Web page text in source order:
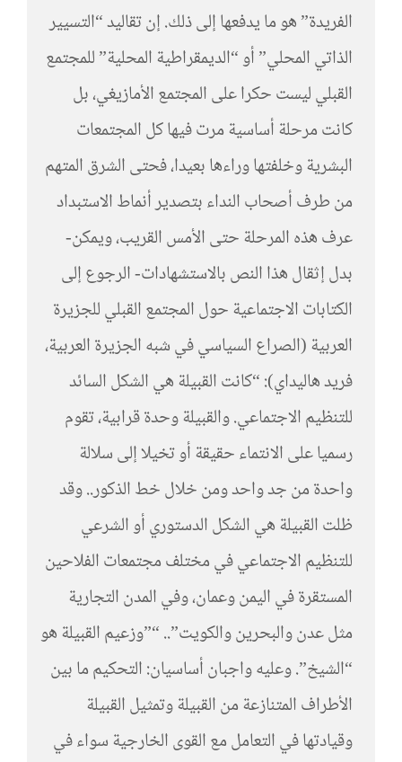
الفريدة” هو ما يدفعها إلى ذلك. إن تقاليد “التسيير
الذاتي المحلي” أو “الديمقراطية المحلية” للمجتمع
القبلي ليست حكرا على المجتمع الأمازيغي، بل
كانت مرحلة أساسية مرت فيها كل المجتمعات
البشرية وخلفتها وراءها بعيدا، فحتى الشرق المتهم
من طرف أصحاب النداء بتصدير أنماط الاستبداد
عرف هذه المرحلة حتى الأمس القريب، ويمكن-
بدل إثقال هذا النص بالاستشهادات- الرجوع إلى
الكتابات الاجتماعية حول المجتمع القبلي للجزيرة
العربية (الصراع السياسي في شبه الجزيرة العربية،
فريد هاليداي): “كانت القبيلة هي الشكل السائد
للتنظيم الاجتماعي. والقبيلة وحدة قرابية، تقوم
رسميا على الانتماء حقيقة أو تخيلا إلى سلالة
واحدة من جد واحد ومن خلال خط الذكور.. وقد
ظلت القبيلة هي الشكل الدستوري أو الشرعي
للتنظيم الاجتماعي في مختلف مجتمعات الفلاحين
المستقرة في اليمن وعمان، وفي المدن التجارية
مثل عدن والبحرين والكويت”.. “”وزعيم القبيلة هو
“الشيخ”. وعليه واجبان أساسيان: التحكيم ما بين
الأطراف المتنازعة من القبيلة وتمثيل القبيلة
وقيادتها في التعامل مع القوى الخارجية سواء في